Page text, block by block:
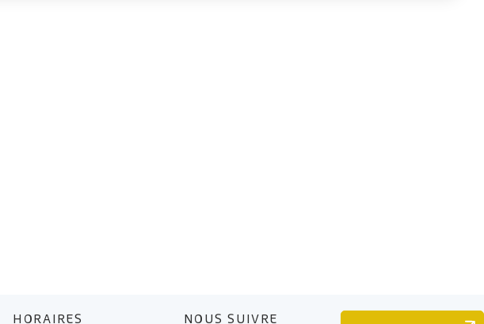
HORAIRES NOUS SUIVRE